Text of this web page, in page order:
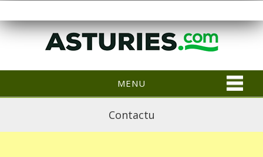
MENU
Contactu